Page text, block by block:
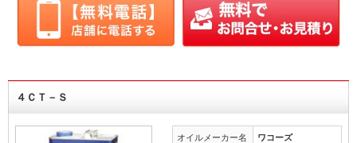
４ＣＴ－Ｓ
オイルメーカー名 ワコーズ